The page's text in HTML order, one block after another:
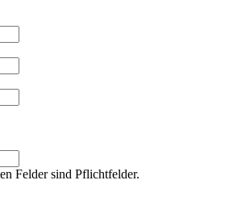
Felder sind Pflichtfelder.